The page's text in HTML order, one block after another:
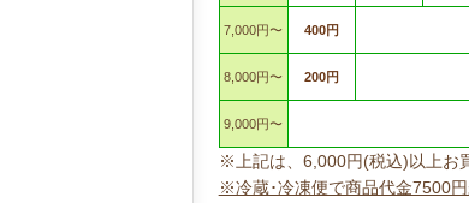
7,000円〜 400円
8,000円〜 200円
9,000円〜
※上記は、6,000円(税込)以上お
※冷蔵･冷凍便で商品代金7500